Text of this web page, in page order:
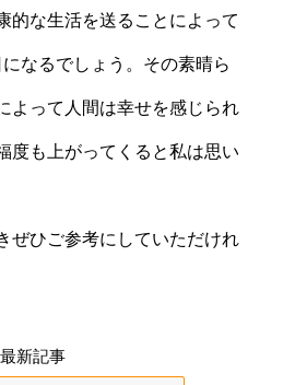
的な生活を送ることによって
なるでしょう。その素晴ら
よって人間は幸せを感じられ
度も上がってくると私は思い
ぜひご参考にしていただけれ
最新記事